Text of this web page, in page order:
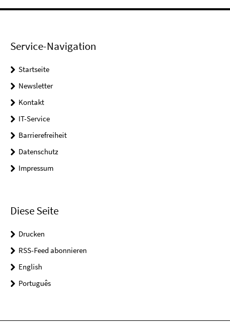
Service-Navigation
Startseite
Newsletter
Kontakt
IT-Service
Barrierefreiheit
Datenschutz
Impressum
Diese Seite
Drucken
RSS-Feed abonnieren
English
Português